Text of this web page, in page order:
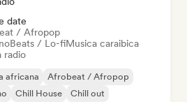
date
/ Afropop
Beats / Lo-fiMusica caraibica
radio
africana
Afrobeat / Afropop
Chill House
Chill out